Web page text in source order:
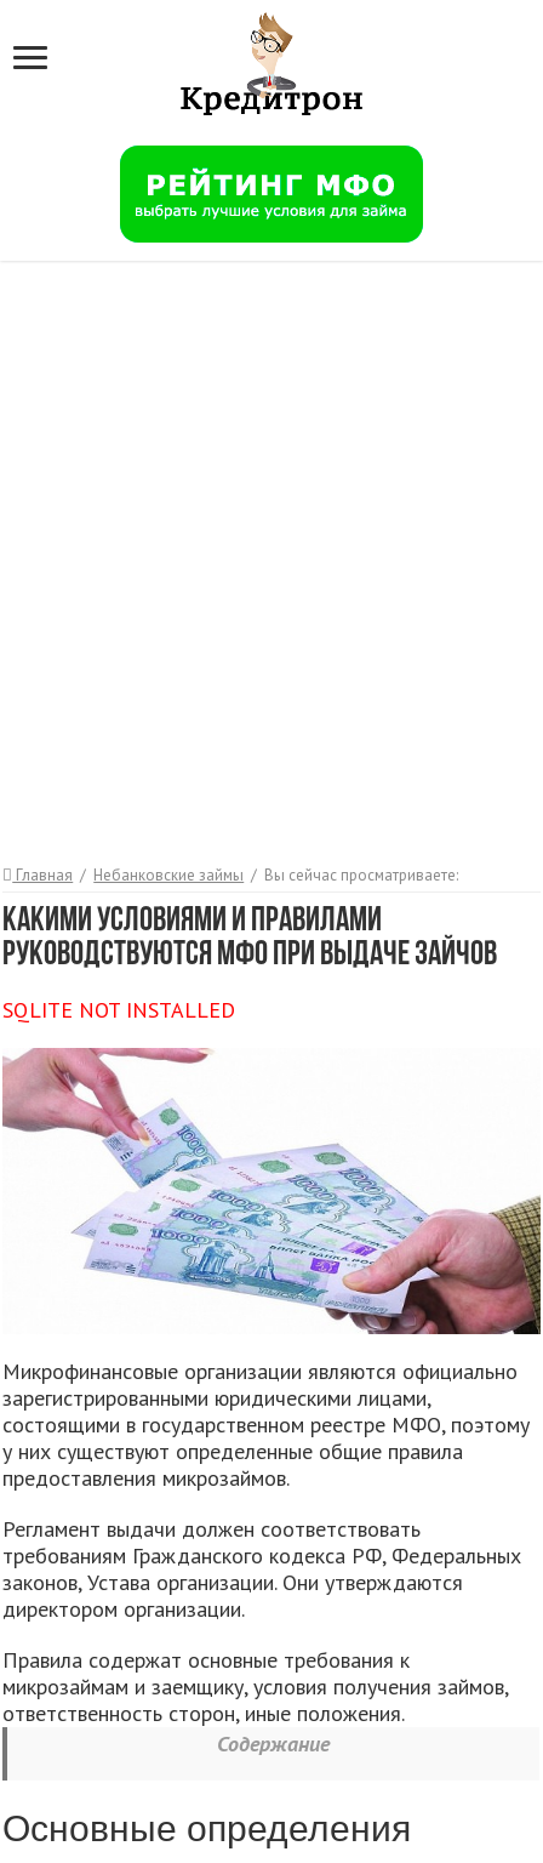
Главная / Небанковские займы / Вы сейчас просматриваете:
Какими условиями и правилами
руководствуются МФО при выдаче зайчов
SQLITE NOT INSTALLED
Микрофинансовые организации являются официально
зарегистрированными юридическими лицами,
состоящими в государственном реестре МФО, поэтому
у них существуют определенные общие правила
предоставления микрозаймов.
Регламент выдачи должен соответствовать
требованиям Гражданского кодекса РФ, Федеральных
законов, Устава организации. Они утверждаются
директором организации.
Правила содержат основные требования к
микрозаймам и заемщику, условия получения займов,
ответственность сторон, иные положения.
Содержание
Основные определения